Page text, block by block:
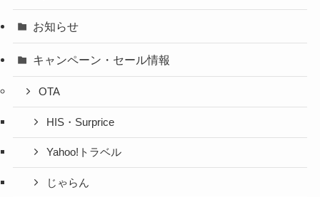
お知らせ
キャンペーン・セール情報
OTA
HIS・Surprice
Yahoo!トラベル
じゃらん